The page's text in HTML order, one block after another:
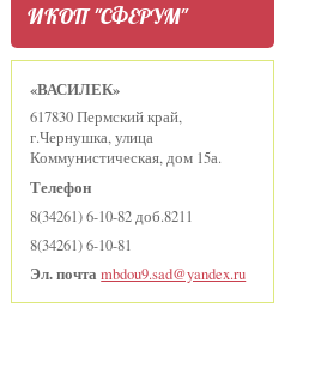
ИКОП "СФЕРУМ"
«ВАСИЛЕК»
617830 Пермский край,
г.Чернушка, улица
Коммунистическая, дом 15а.
Телефон
8(34261) 6-10-82 доб.8211
8(34261) 6-10-81
Эл. почта mbdou9.sad@yandex.ru